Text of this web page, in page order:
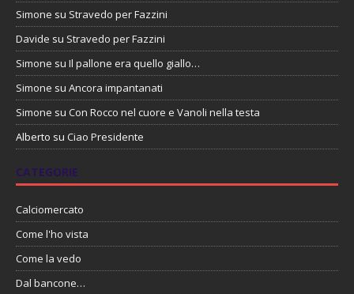
Simone su Stravedo per Fazzini
Davide su Stravedo per Fazzini
Simone su Il pallone era quello giallo…
Simone su Ancora impantanati
Simone su Con Rocco nel cuore e Vanoli nella testa
Alberto su Ciao Presidente
CATEGORIE
Calciomercato
Come l'ho vista
Come la vedo
Dal bancone…